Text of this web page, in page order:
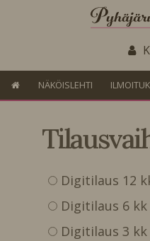
NÄKÖISLEHTI
Digitilaus 12
Digitilaus 6 kk
Digitilaus 3 kk